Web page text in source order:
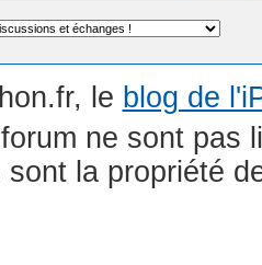
le blog de
ne sont pas
sont la propriété